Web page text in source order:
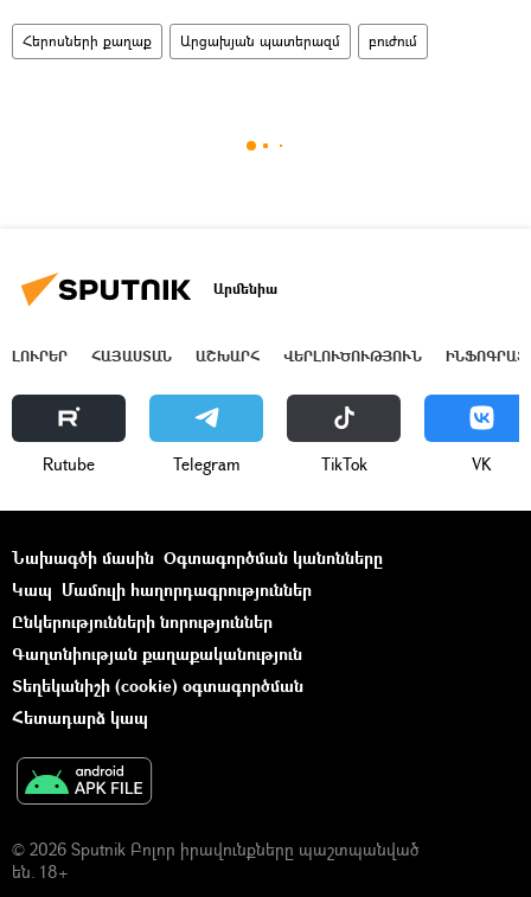
Հերոսների քաղաք Արցախյան պատերազմ բուժում
Արմենիա
ԼՈՒՐԵՐ ՀԱՅԱՍՏԱՆ ԱՇԽԱՐՀ ՎԵՐԼՈՒԾՈՒԹՅՈՒՆ
Rutube Telegram ТikТоk VK
Նախագծի մասին Օգտագործման կանոնները
Կապ Մամուլի հաղորդագրություններ
Ընկերությունների նորություններ
Գաղտնիության քաղաքականություն
Տեղեկանիշի (cookie) օգտագործման
Հետադարձ կապ
© 2026 Sputnik Բոլոր իրավունքները պաշտպանված
են. 18+